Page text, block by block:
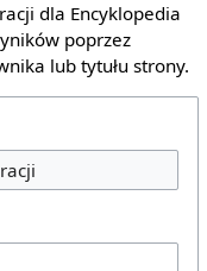
dla Encyklopedia
poprzez
lub tytułu strony.